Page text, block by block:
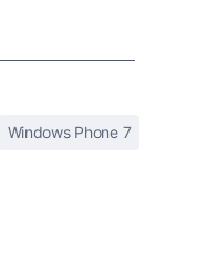
Windows Phone 7